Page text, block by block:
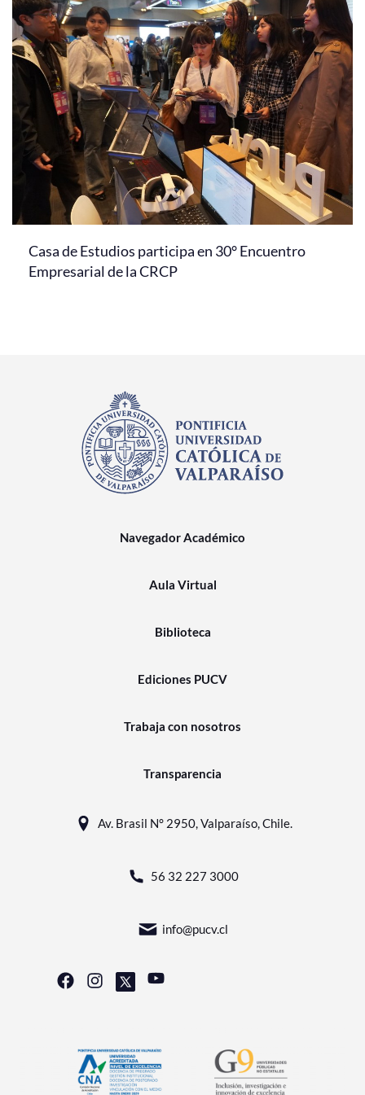
Casa de Estudios participa en 30° Encuentro
Empresarial de la CRCP
Navegador Académico
Aula Virtual
Biblioteca
Ediciones PUCV
Trabaja con nosotros
Transparencia
Av. Brasil N° 2950, Valparaíso, Chile.
56 32 227 3000
info@pucv.cl